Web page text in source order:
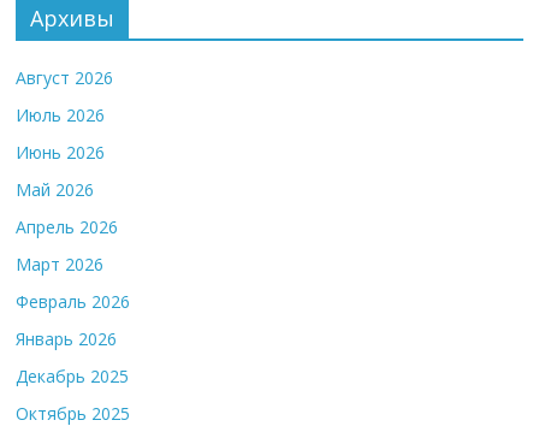
Архивы
Август 2026
Июль 2026
Июнь 2026
Май 2026
Апрель 2026
Март 2026
Февраль 2026
Январь 2026
Декабрь 2025
Октябрь 2025